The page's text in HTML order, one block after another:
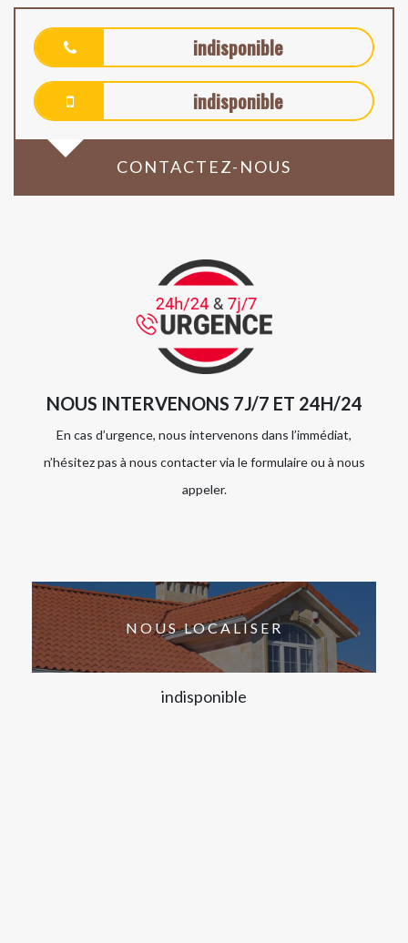
indisponible
indisponible
CONTACTEZ-NOUS
NOUS INTERVENONS 7J/7 ET 24H/24
En cas d’urgence, nous intervenons dans l’immédiat,
n’hésitez pas à nous contacter via le formulaire ou à nous
appeler.
NOUS LOCALISER
indisponible